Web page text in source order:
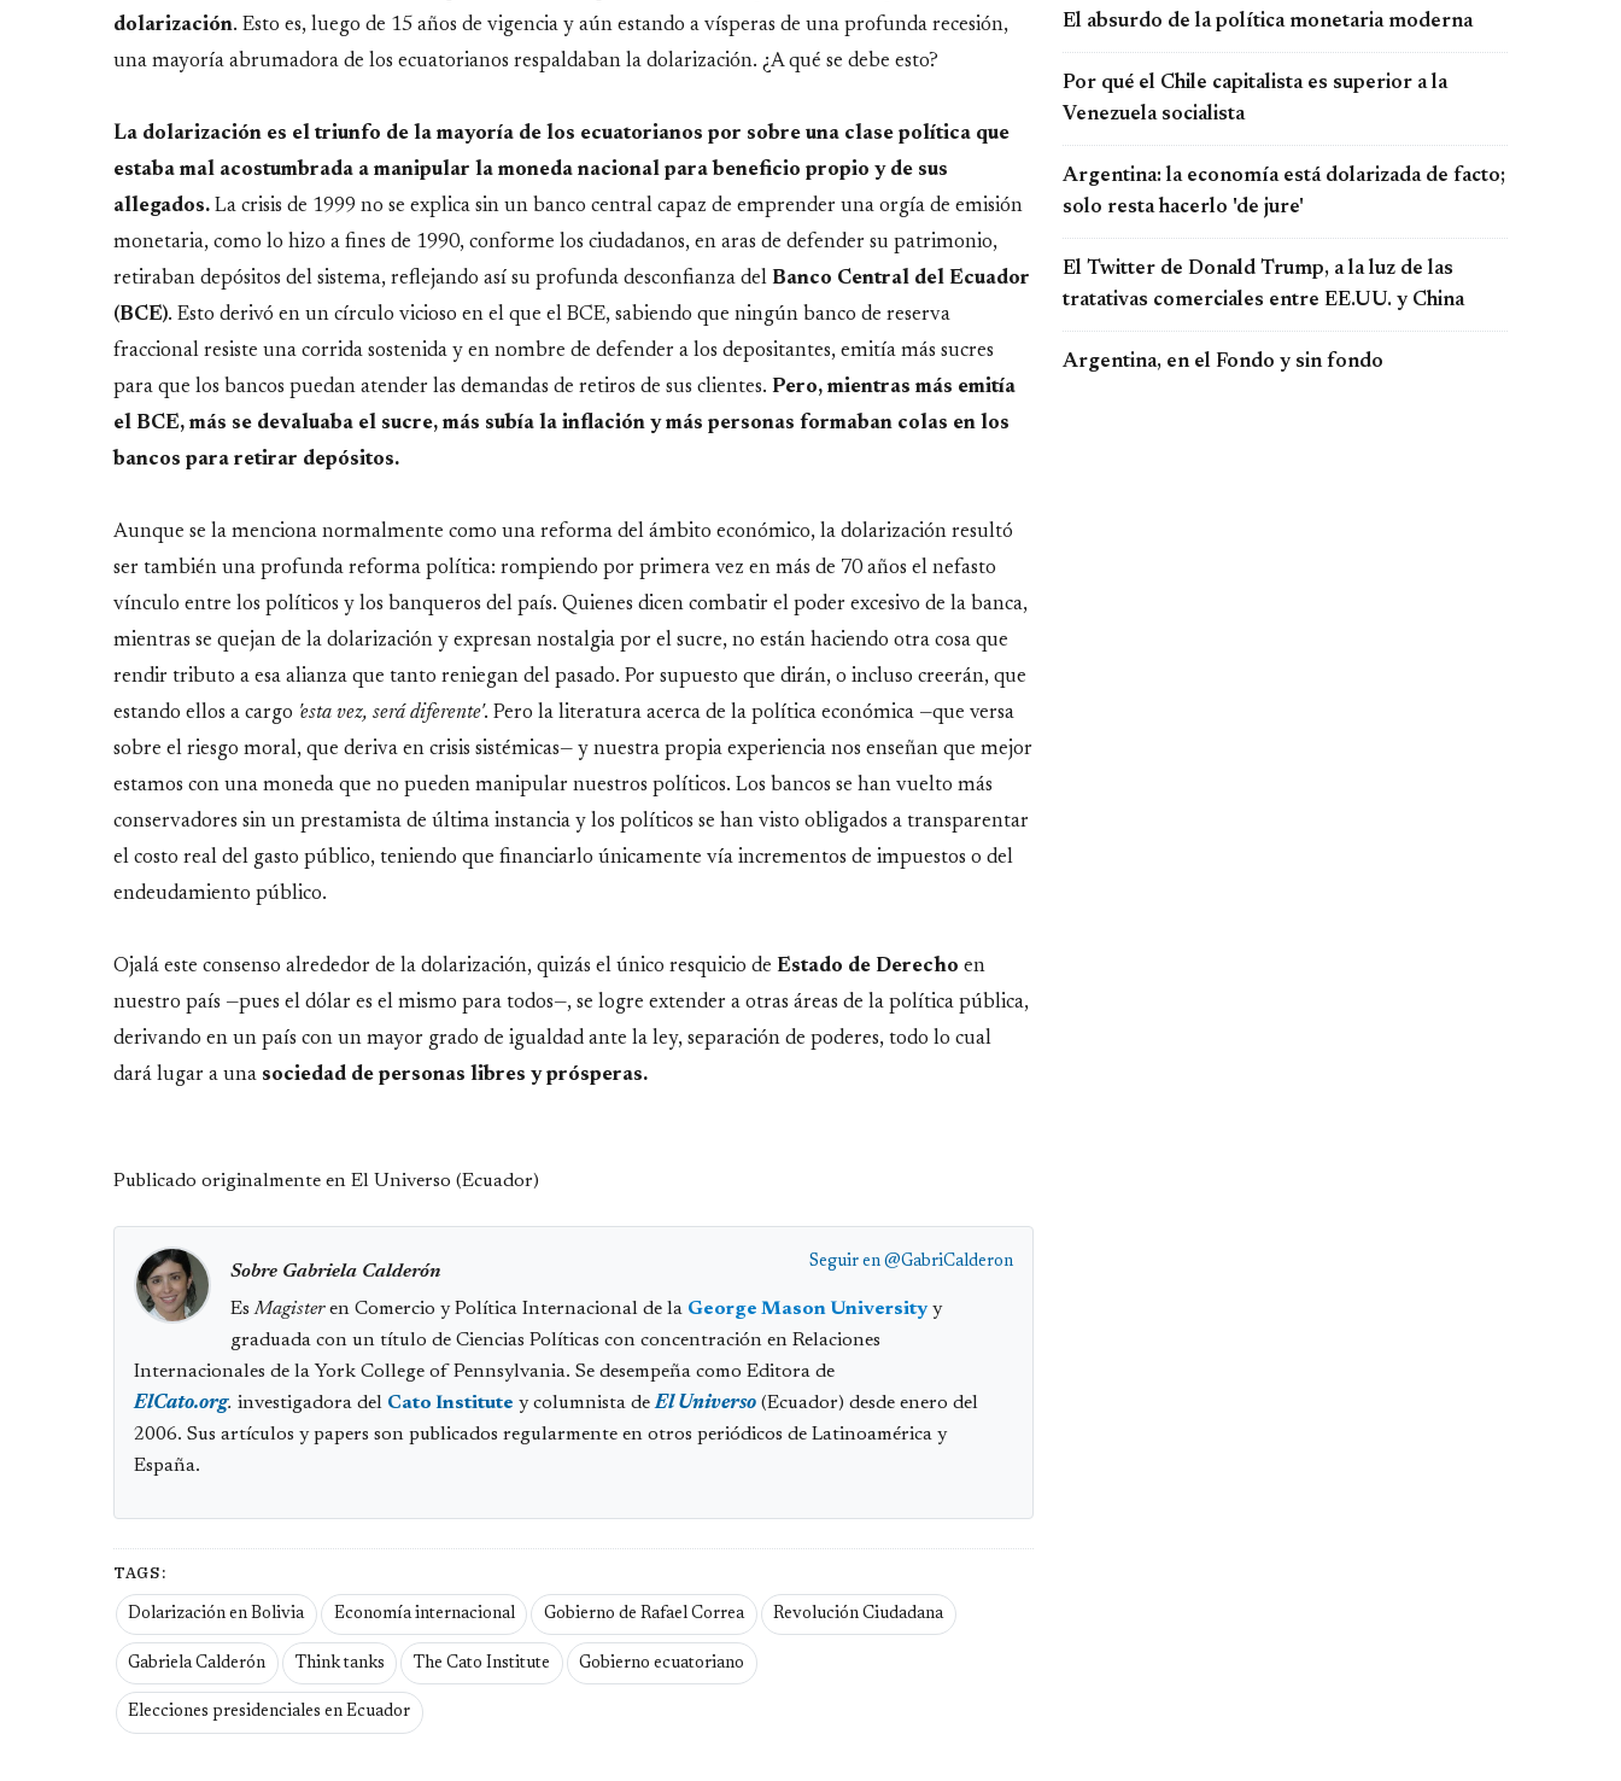
dolarización. Esto es, luego de 15 años de vigencia y aún estando a vísperas de una profunda recesión,
una mayoría abrumadora de los ecuatorianos respaldaban la dolarización. ¿A qué se debe esto?
La dolarización es el triunfo de la mayoría de los ecuatorianos por sobre una clase política que
estaba mal acostumbrada a manipular la moneda nacional para beneficio propio y de sus
allegados. La crisis de 1999 no se explica sin un banco central capaz de emprender una orgía de emisión
monetaria, como lo hizo a fines de 1990, conforme los ciudadanos, en aras de defender su patrimonio,
retiraban depósitos del sistema, reflejando así su profunda desconfianza del Banco Central del Ecuador
(BCE). Esto derivó en un círculo vicioso en el que el BCE, sabiendo que ningún banco de reserva
fraccional resiste una corrida sostenida y en nombre de defender a los depositantes, emitía más sucres
para que los bancos puedan atender las demandas de retiros de sus clientes. Pero, mientras más emitía
el BCE, más se devaluaba el sucre, más subía la inflación y más personas formaban colas en los
bancos para retirar depósitos.
Aunque se la menciona normalmente como una reforma del ámbito económico, la dolarización resultó
ser también una profunda reforma política: rompiendo por primera vez en más de 70 años el nefasto
vínculo entre los políticos y los banqueros del país. Quienes dicen combatir el poder excesivo de la banca,
mientras se quejan de la dolarización y expresan nostalgia por el sucre, no están haciendo otra cosa que
rendir tributo a esa alianza que tanto reniegan del pasado. Por supuesto que dirán, o incluso creerán, que
estando ellos a cargo 'esta vez, será diferente'. Pero la literatura acerca de la política económica —que versa
sobre el riesgo moral, que deriva en crisis sistémicas— y nuestra propia experiencia nos enseñan que mejor
estamos con una moneda que no pueden manipular nuestros políticos. Los bancos se han vuelto más
conservadores sin un prestamista de última instancia y los políticos se han visto obligados a transparentar
el costo real del gasto público, teniendo que financiarlo únicamente vía incrementos de impuestos o del
endeudamiento público.
Ojalá este consenso alrededor de la dolarización, quizás el único resquicio de Estado de Derecho en
nuestro país —pues el dólar es el mismo para todos—, se logre extender a otras áreas de la política pública,
derivando en un país con un mayor grado de igualdad ante la ley, separación de poderes, todo lo cual
dará lugar a una sociedad de personas libres y prósperas.
Publicado originalmente en El Universo (Ecuador)
Seguir en @GabriCalderon
Sobre Gabriela Calderón
EsMagisteren Comercio y Política Internacional de la George Mason Universityy
graduada con un título de Ciencias Políticas con concentración en Relaciones
Internacionales de la York College of Pennsylvania. Se desempeña como Editora de
ElCato.org. investigadora del Cato Institute y columnista deEl Universo (Ecuador) desde enero del
2006. Sus artículos y papers son publicados regularmente en otros periódicos de Latinoamérica y
España.
TAGS:
Dolarización en Bolivia Economía internacional Gobierno de Rafael Correa Revolución Ciudadana
Gabriela Calderón Think tanks The Cato Institute Gobierno ecuatoriano
Elecciones presidenciales en Ecuador
El absurdo de la política monetaria moderna
Por qué el Chile capitalista es superior a la
Venezuela socialista
Argentina: la economía está dolarizada de facto;
solo resta hacerlo 'de jure'
El Twitter de Donald Trump, a la luz de las
tratativas comerciales entre EE.UU. y China
Argentina, en el Fondo y sin fondo